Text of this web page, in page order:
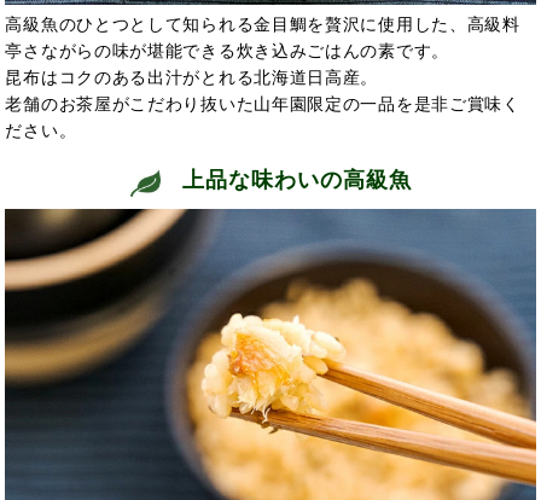
高級魚のひとつとして知られる金目鯛を贅沢に使用した、高級料
亭さながらの味が堪能できる炊き込みごはんの素です。
昆布はコクのある出汁がとれる北海道日高産。
老舗のお茶屋がこだわり抜いた山年園限定の一品を是非ご賞味く
ださい。
上品な味わいの高級魚